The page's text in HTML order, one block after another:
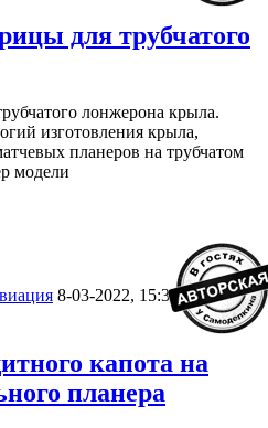
для трубчатого
лонжерона крыла.
изготовления крыла,
планеров на трубчатом
модели
8-03-2022, 15:35 6
капота на
планера